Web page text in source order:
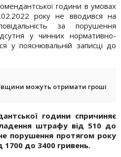
години в умовах
року не вводився на
за порушення
у чинних нормативно-
у пояснювальній записці до
можуть отримати гроші
години спричиняє
штрафу від 510 до
порушення протягом року
до 3400 гривень.